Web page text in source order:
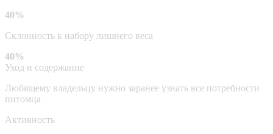
40%
Склонность к набору лишнего веса
40%
Уход и содержание
Любящему владельцу нужно заранее узнать все потребности
питомца
Активность